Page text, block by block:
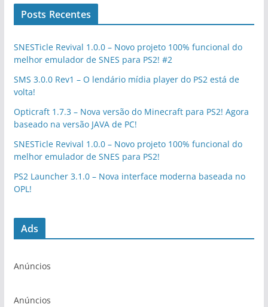
Posts Recentes
SNESTicle Revival 1.0.0 – Novo projeto 100% funcional do
melhor emulador de SNES para PS2! #2
SMS 3.0.0 Rev1 – O lendário mídia player do PS2 está de
volta!
Opticraft 1.7.3 – Nova versão do Minecraft para PS2! Agora
baseado na versão JAVA de PC!
SNESTicle Revival 1.0.0 – Novo projeto 100% funcional do
melhor emulador de SNES para PS2!
PS2 Launcher 3.1.0 – Nova interface moderna baseada no
OPL!
Ads
Anúncios
Anúncios